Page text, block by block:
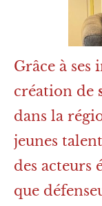
Grâce à
création de
dans la
jeunes
des acteurs
que